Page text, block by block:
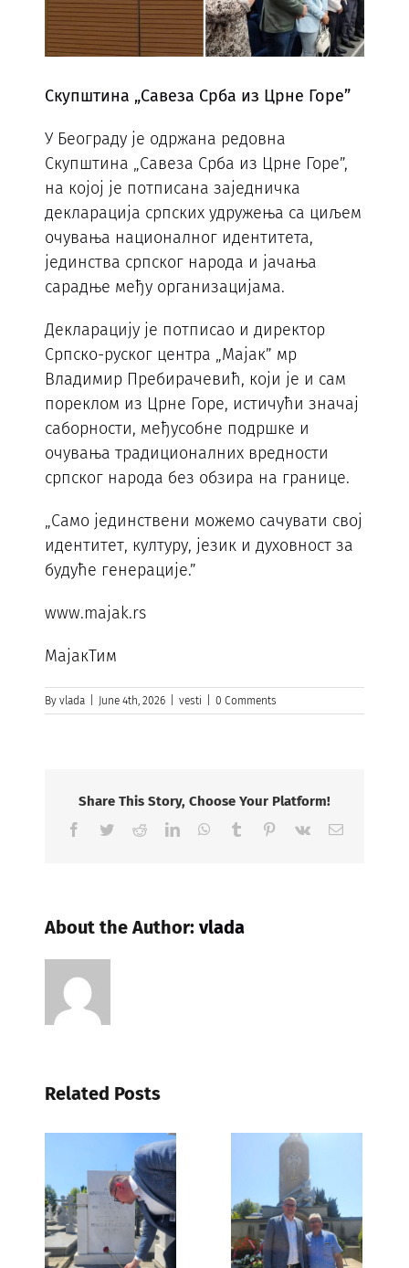
Скупштина „Савеза Срба из Црне Горе”
У Београду је одржана редовна
Скупштина „Савеза Срба из Црне Горе”,
на којој је потписана заједничка
декларација српских удружења са циљем
очувања националног идентитета,
јединства српског народа и јачања
сарадње међу организацијама.
Декларацију је потписао и директор
Српско-руског центра „Мајак” мр
Владимир Пребирачевић, који је и сам
пореклом из Црне Горе, истичући значај
саборности, међусобне подршке и
очувања традиционалних вредности
српског народа без обзира на границе.
„Само јединствени можемо сачувати свој
идентитет, културу, језик и духовност за
будуће генерације.”
www.majak.rs
МајакТим
Byvlada June 4th, 2026 vesti 0 Comments
Share This Story, Choose Your Platform!
Facebook
TwitterRedditLinkedInWhatsApp
Tumblr Pinterest
Vk Email
About the Author:vlada
Related Posts